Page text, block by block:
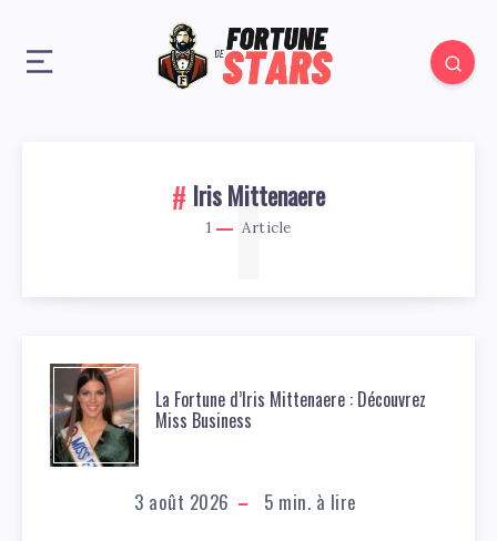
Iris Mittenaere
1 Article
1
La Fortune d’Iris Mittenaere : Découvrez
Miss Business
3 août 2026 5 min. à lire